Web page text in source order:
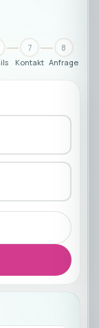
7
Kontakt
8
Anfrage